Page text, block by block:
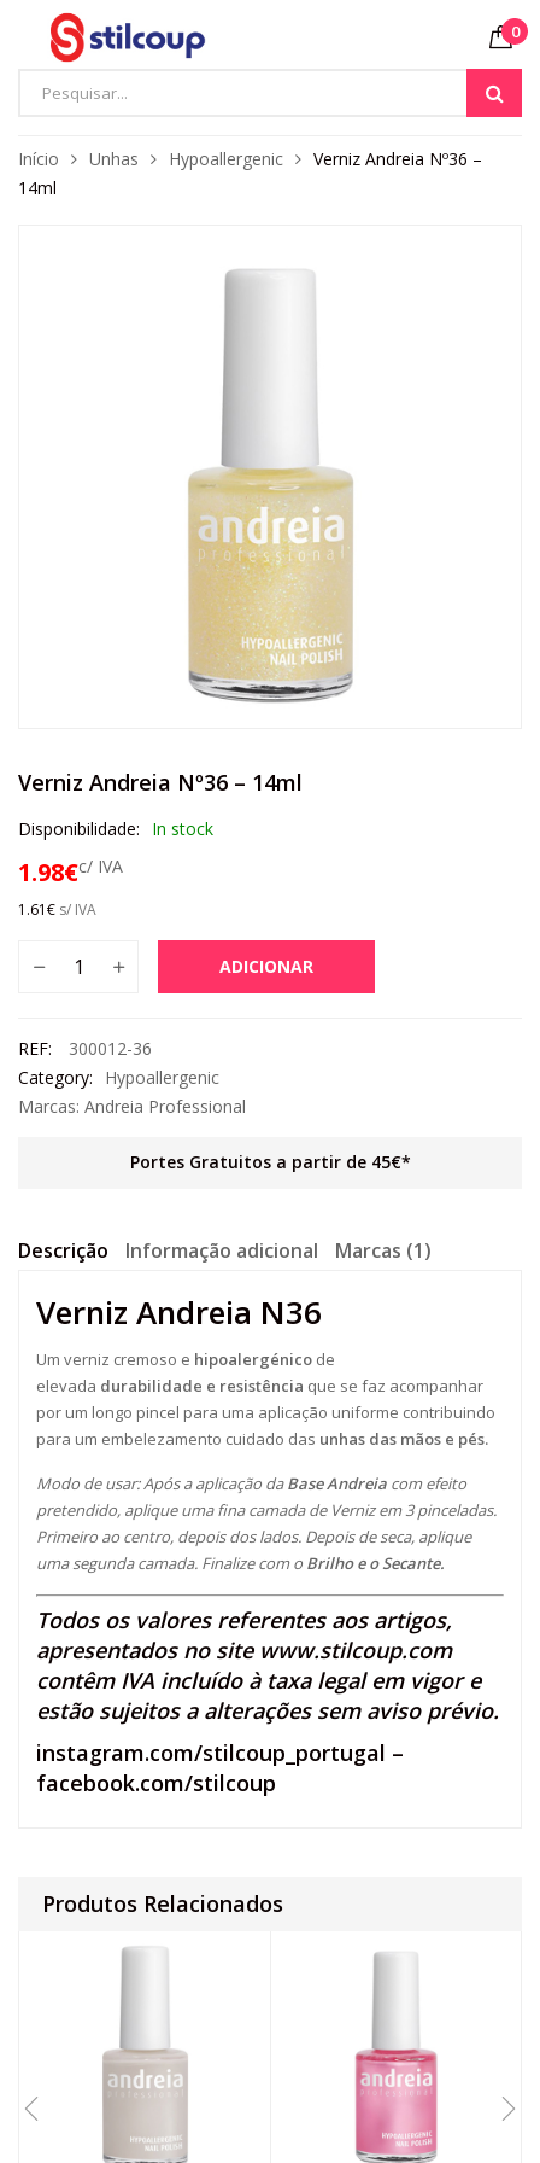
0
Início Unhas Hypoallergenic
Verniz Andreia Nº36 –
14ml
Verniz Andreia Nº36 – 14ml
Disponibilidade: In stock
1.98€c/ IVA
1.61€ s/ IVA
ADICIONAR
REF:
300012-36
Category:
Hypoallergenic
Marcas: Andreia Professional
Portes Gratuitos a partir de 45€*
Descrição Informação adicional Marcas (1)
Verniz Andreia N36
Um verniz cremoso e hipoalergénico de
elevada durabilidade e resistência que se faz acompanhar
por um longo pincel para uma aplicação uniforme contribuindo
para um embelezamento cuidado das unhas das mãos e pés.
Modo de usar:Após a aplicação daBase Andreia com efeito
pretendido, aplique uma fina camada de Verniz em 3 pinceladas.
Primeiro ao centro, depois dos lados. Depois de seca, aplique
uma segunda camada. Finalize com o Brilho e o Secante.
Todos os valores referentes aos artigos,
apresentados no site www.stilcoup.com
contêm IVA incluído à taxa legal em vigor e
estão sujeitos a alterações sem aviso prévio.
instagram.com/stilcoup_portugal –
facebook.com/stilcoup
Produtos Relacionados